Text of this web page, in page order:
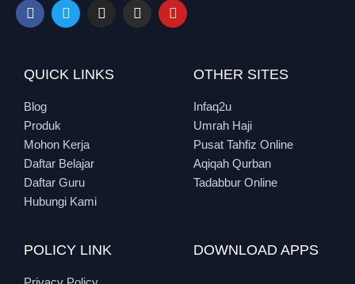
QUICK LINKS
Blog
Produk
Mohon Kerja
Daftar Belajar
Daftar Guru
Hubungi Kami
OTHER SITES
Infaq2u
Umrah Haji
Pusat Tahfiz Online
Aqiqah Qurban
Tadabbur Online
POLICY LINK DOWNLOAD APPS